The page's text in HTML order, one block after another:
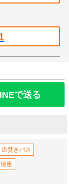
で送る
追焚きバス
座